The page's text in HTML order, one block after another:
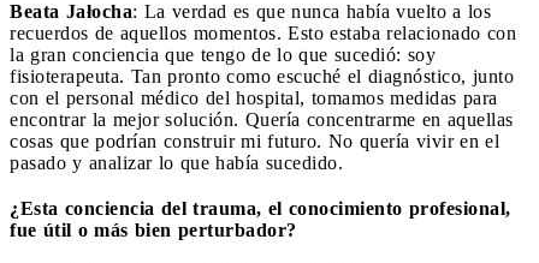
Beata Jałocha: La verdad es que nunca había vuelto a los
recuerdos de aquellos momentos. Esto estaba relacionado con
la gran conciencia que tengo de lo que sucedió: soy
fisioterapeuta. Tan pronto como escuché el diagnóstico, junto
con el personal médico del hospital, tomamos medidas para
encontrar la mejor solución. Quería concentrarme en aquellas
cosas que podrían construir mi futuro. No quería vivir en el
pasado y analizar lo que había sucedido.
¿Esta conciencia del trauma, el conocimiento profesional,
fue útil o más bien perturbador?